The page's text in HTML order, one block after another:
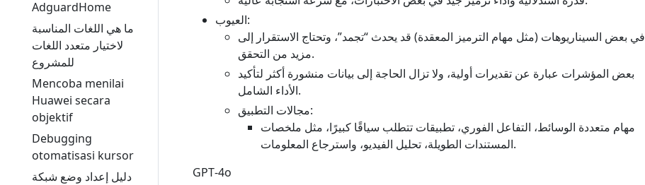
AdguardHome
ما هي اللغات المناسبة
لاختيار متعدد اللغات
للمشروع
Mencoba menilai
Huawei secara
objektif
Debugging
otomatisasi kursor
دليل إعداد وضع شبكة
العيوب:
في بعض السيناريوهات (مثل مهام الترميز المعقدة) قد يحدث “تجمد”، وتحتاج الاستقرار إلى
مزيد من التحقق.
بعض المؤشرات عبارة عن تقديرات أولية، ولا تزال الحاجة إلى بيانات منشورة أكثر لتأكيد
الأداء الشامل.
مجالات التطبيق:
مهام متعددة الوسائط، التفاعل الفوري، تطبيقات تتطلب سياقًا كبيرًا، مثل ملخصات
المستندات الطويلة، تحليل الفيديو، واسترجاع المعلومات.
GPT‑4o